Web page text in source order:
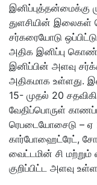
இனிப்புத்தன்மைக்கு
துளசியின் இலைகள்
சர்கரையோடு
அதிக இனிப்பு
இனிப்பின் அளவு
அதிகமாக உள்ளது.
15- முதல் 20
வேதிப்பொருள்
ரெபடையோசைடு – ஏ
கார்போஹைட்ரேட்,
வைட்டமின் சி
குறிப்பிட்ட அளவு